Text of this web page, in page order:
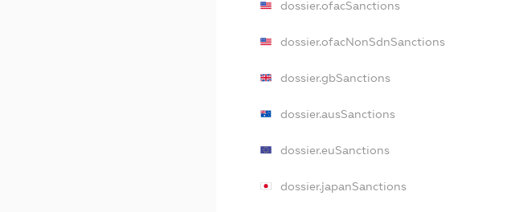
dossier.ofacSanctions
dossier.ofacNonSdnSanctions
dossier.gbSanctions
dossier.ausSanctions
dossier.euSanctions
dossier.japanSanctions